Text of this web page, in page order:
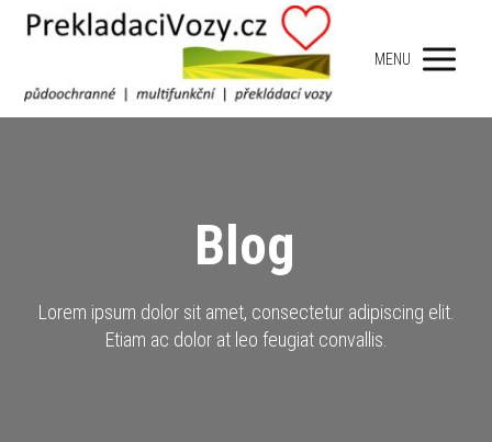
MENU
Blog
Lorem ipsum dolor sit amet, consectetur adipiscing elit.
Etiam ac dolor at leo feugiat convallis.